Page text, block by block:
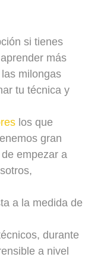
a 19.15h
1/2
a 13.15h
y Carlos
si tienes
más
milongas
tu técnica y
los que
gran
empezar a
a la medida de
durante
a nivel